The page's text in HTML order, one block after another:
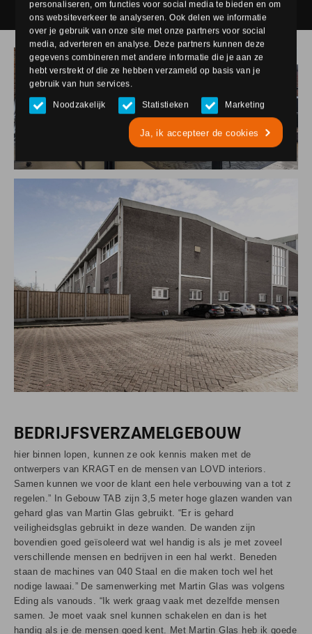
personaliseren, om functies voor social media te bieden en om
ons websiteverkeer te analyseren. Ook delen we informatie
over je gebruik van onze site met onze partners voor social
media, adverteren en analyse. Deze partners kunnen deze
gegevens combineren met andere informatie die je aan ze
hebt verstrekt of die ze hebben verzameld op basis van je
gebruik van hun services.
Noodzakelijk Statistieken Marketing
Ja, ik accepteer de cookies
BEDRIJFSVERZAMELGEBOUW
hier binnen lopen, kunnen ze ook kennis maken met de
ontwerpers van KRAGT en de mensen van LOVD interiors.
Samen kunnen we voor de klant een hele verbouwing van a tot z
regelen.” In Gebouw TAB zijn 3,5 meter hoge glazen wanden van
gehard glas van Martin Glas gebruikt. “Er is gehard
veiligheidsglas gebruikt in deze wanden. De wanden zijn
bovendien goed geïsoleerd wat wel handig is als je met zoveel
verschillende mensen en bedrijven in een hal werkt. Beneden
staan de machines van 040 Staal en die maken toch wel het
nodige lawaai.” De samenwerking met Martin Glas was volgens
Eding als vanouds. “Ik werk graag vaak met dezelfde mensen
samen. Je moet vaak snel kunnen schakelen en dan is het
handig als je de mensen goed kent. Met Martin Glas heb ik goede